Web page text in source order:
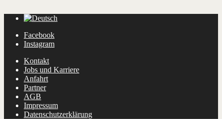
Facebook
Instagram
Kontakt
Jobs und Karriere
Anfahrt
Partner
AGB
Impressum
Datenschutzerklärung